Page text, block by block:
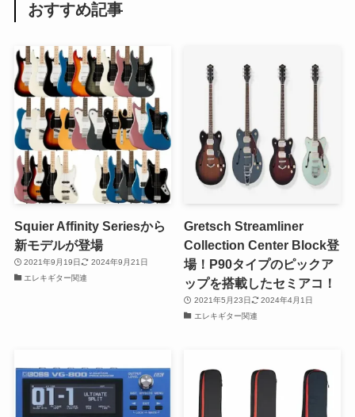
おすすめ記事
Squier Affinity Seriesから
新モデルが登場
2021年9月19日
2024年9月21日
エレキギター関連
Gretsch Streamliner
Collection Center Block登
場！P90タイプのピックア
ップを搭載したセミアコ！
2021年5月23日
2024年4月1日
エレキギター関連